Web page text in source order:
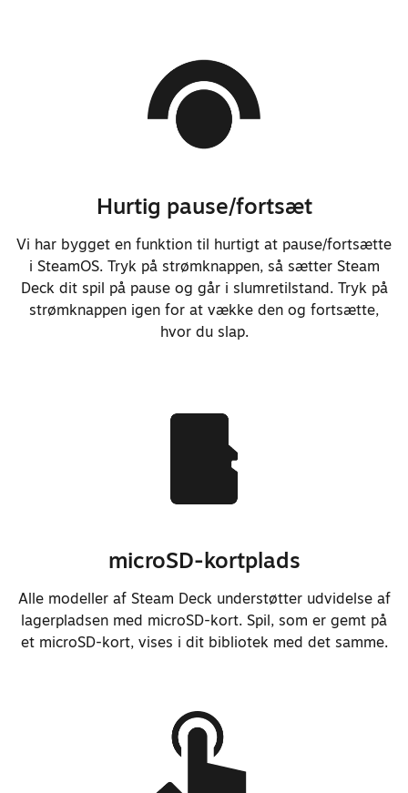
Justerede skruehovederne til
Torx™ på bagdækslet og lavede
også andre materiale- og
beskadigelse af kærven
Reducerede antallet af skruetyper
i hele systemet
Reducerede antallet af nødvendige
trin for almindelige reparationer
joystickkortet for lettere
reparation/udskiftning af skærmen
Forbedrede firmwaren til
understøttelse af BIOS og EC-
firmware med open source
Forbedrede genoptagelsestiden med
Hurtig pause/fortsæt
Vi har bygget en funktion til hurtigt at pause/fortsætte
i SteamOS. Tryk på strømknappen, så sætter Steam
Deck dit spil på pause og går i slumretilstand. Tryk på
strømknappen igen for at vække den og fortsætte,
hvor du slap.
microSD-kortplads
Alle modeller af Steam Deck understøtter udvidelse af
lagerpladsen med microSD-kort. Spil, som er gemt på
et microSD-kort, vises i dit bibliotek med det samme.